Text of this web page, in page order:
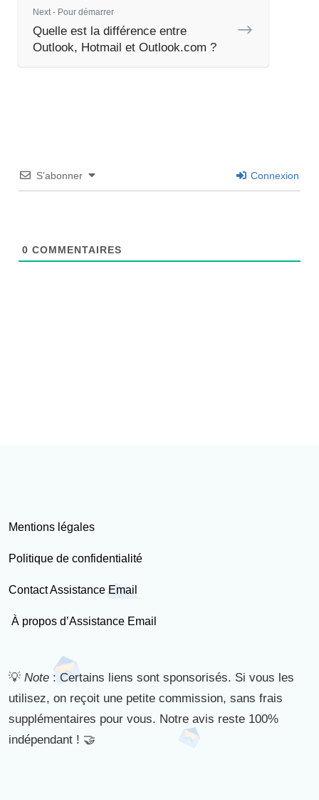
Next - Pour démarrer
Quelle est la différence entre
Outlook, Hotmail et Outlook.com ?
S’abonner Connexion
0 COMMENTAIRES
Mentions légales
Politique de confidentialité
Contact Assistance Email
À propos d’Assistance Email
💡 Note : Certains liens sont sponsorisés. Si vous les
utilisez, on reçoit une petite commission, sans frais
supplémentaires pour vous. Notre avis reste 100%
indépendant ! 🤝